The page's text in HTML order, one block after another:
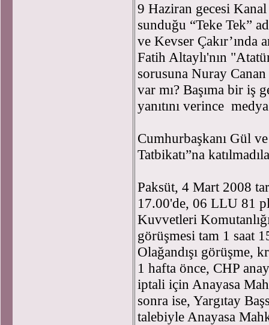
9 Haziran gecesi
sunduğu “Teke Tek”
ve Kevser Çakır’ında
Fatih Altaylı'nın
sorusuna Nuray
var mı? Başıma bir iş
yanıtını verince
Cumhurbaşkanı Gül
Tatbikatı”na
Paksüt, 4 Mart 2008
17.00'de, 06 LLU 81
Kuvvetleri
görüşmesi tam 1 saat
Olağandışı görüşme,
1 hafta önce, CHP
iptali için Anayasa
sonra ise, Yargıtay
talebiyle Anayasa